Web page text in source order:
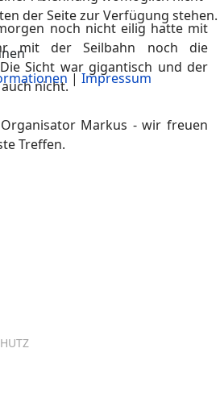
noch nicht eilig hatte mit
mit der Seilbahn noch die
Sicht war gigantisch und der
nicht.
Markus - wir freuen
Treffen.
der Seite zur Verfügung stehen.
| Impressum